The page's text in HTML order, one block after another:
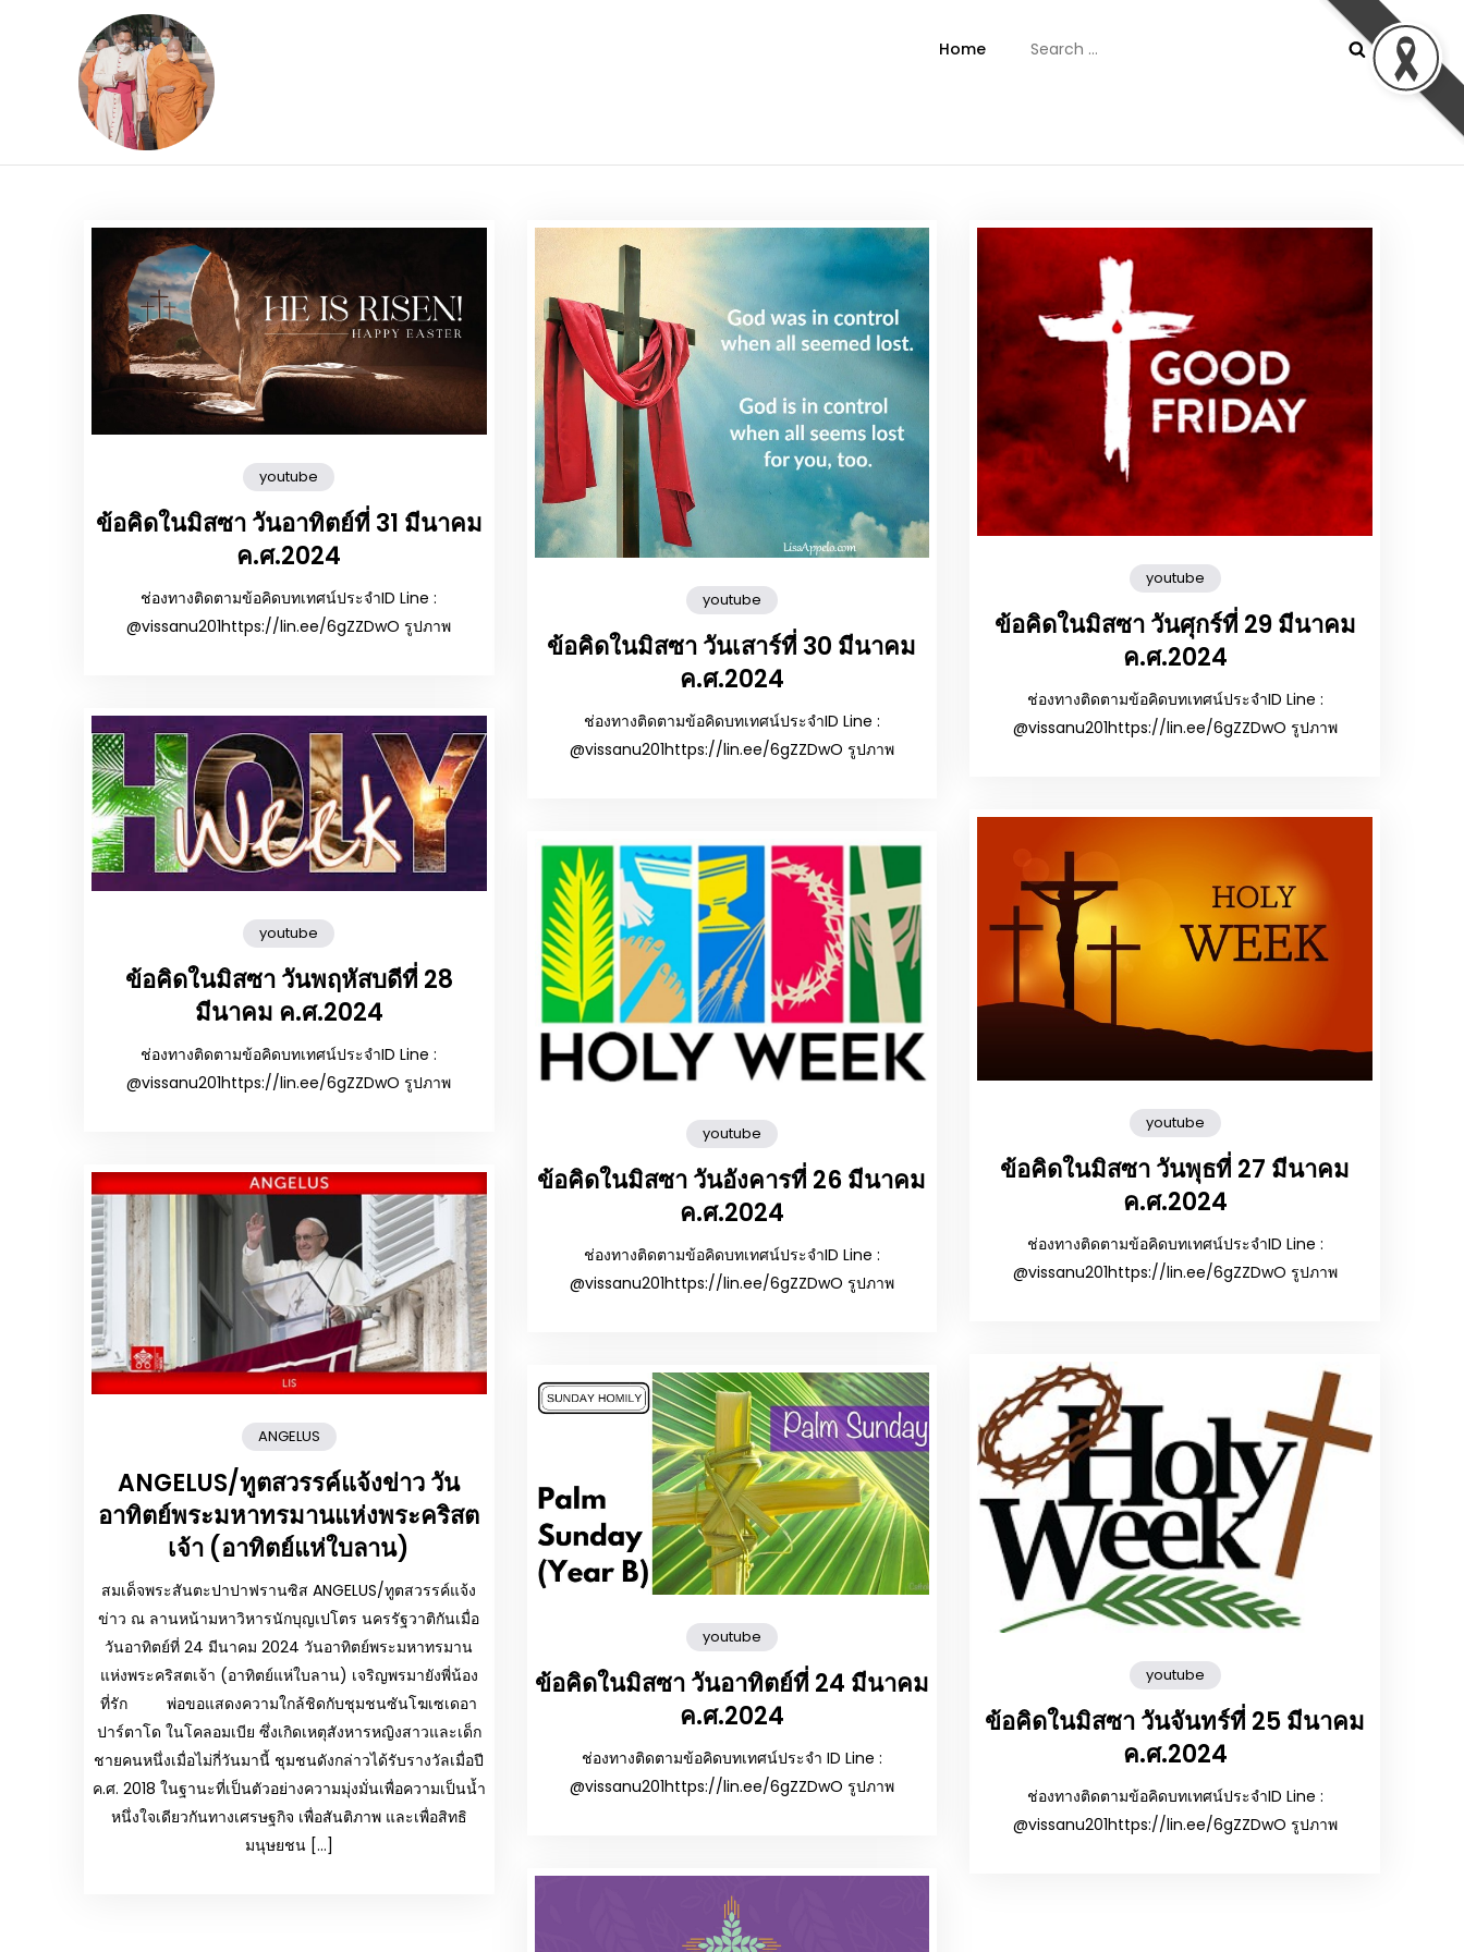
Home
for:
youtube
ข้อคิดในมิสซา วันอาทิตย์ที่ 31 มีนาคม
ค.ศ.2024
ช่องทางติดตามข้อคิดบทเทศน์ประจำID Line :
@vissanu201https://lin.ee/6gZZDwO รูปภาพ
youtube
ข้อคิดในมิสซา วันเสาร์ที่ 30 มีนาคม
ค.ศ.2024
ช่องทางติดตามข้อคิดบทเทศน์ประจำID Line :
@vissanu201https://lin.ee/6gZZDwO รูปภาพ
youtube
ข้อคิดในมิสซา วันศุกร์ที่ 29 มีนาคม
ค.ศ.2024
ช่องทางติดตามข้อคิดบทเทศน์ประจำID Line :
@vissanu201https://lin.ee/6gZZDwO รูปภาพ
youtube
ข้อคิดในมิสซา วันพฤหัสบดีที่ 28
มีนาคม ค.ศ.2024
ช่องทางติดตามข้อคิดบทเทศน์ประจำID Line :
@vissanu201https://lin.ee/6gZZDwO รูปภาพ
youtube
ข้อคิดในมิสซา วันพุธที่ 27 มีนาคม
ค.ศ.2024
ช่องทางติดตามข้อคิดบทเทศน์ประจำID Line :
@vissanu201https://lin.ee/6gZZDwO รูปภาพ
youtube
ข้อคิดในมิสซา วันอังคารที่ 26 มีนาคม
ค.ศ.2024
ช่องทางติดตามข้อคิดบทเทศน์ประจำID Line :
@vissanu201https://lin.ee/6gZZDwO รูปภาพ
ANGELUS
ANGELUS/ทูตสวรรค์แจ้งข่าว วัน
อาทิตย์พระมหาทรมานแห่งพระคริสต
เจ้า (อาทิตย์แห่ใบลาน)
สมเด็จพระสันตะปาปาฟรานซิส ANGELUS/ทูตสวรรค์แจ้ง
ข่าว ณ ลานหน้ามหาวิหารนักบุญเปโตร นครรัฐวาติกันเมื่อ
วันอาทิตย์ที่ 24 มีนาคม 2024 วันอาทิตย์พระมหาทรมาน
แห่งพระคริสตเจ้า (อาทิตย์แห่ใบลาน) เจริญพรมายังพี่น้อง
ที่รัก พ่อขอแสดงความใกล้ชิดกับชุมชนซันโฆเซเดอา
ปาร์ตาโด ในโคลอมเบีย ซึ่งเกิดเหตุสังหารหญิงสาวและเด็ก
ชายคนหนึ่งเมื่อไม่กี่วันมานี้ ชุมชนดังกล่าวได้รับรางวัลเมื่อปี
ค.ศ. 2018 ในฐานะที่เป็นตัวอย่างความมุ่งมั่นเพื่อความเป็นน้ำ
หนึ่งใจเดียวกันทางเศรษฐกิจ เพื่อสันติภาพ และเพื่อสิทธิ
มนุษยชน […]
youtube
ข้อคิดในมิสซา วันจันทร์ที่ 25 มีนาคม
ค.ศ.2024
ช่องทางติดตามข้อคิดบทเทศน์ประจำID Line :
@vissanu201https://lin.ee/6gZZDwO รูปภาพ
youtube
ข้อคิดในมิสซา วันอาทิตย์ที่ 24 มีนาคม
ค.ศ.2024
ช่องทางติดตามข้อคิดบทเทศน์ประจำ ID Line :
@vissanu201https://lin.ee/6gZZDwO รูปภาพ